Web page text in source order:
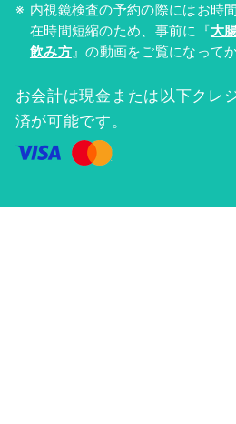
内視鏡検査の予約の際にはお時
在時間短縮のため、事前に『大
飲み方』の動画をご覧になって
お会計は現金または以下クレ
済が可能です。